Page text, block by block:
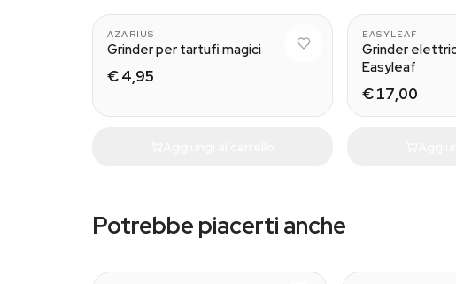
AZARIUS
Grinder per tartufi magici
€ 4,95
EASYLEAF
Grinder
Easyleaf
€ 17,00
Potrebbe piacerti anche